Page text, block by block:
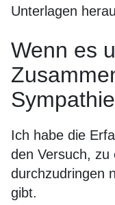
Unterlagen
Wenn es
Ich habe die
den Versuch, zu
durchzudringen
gibt.